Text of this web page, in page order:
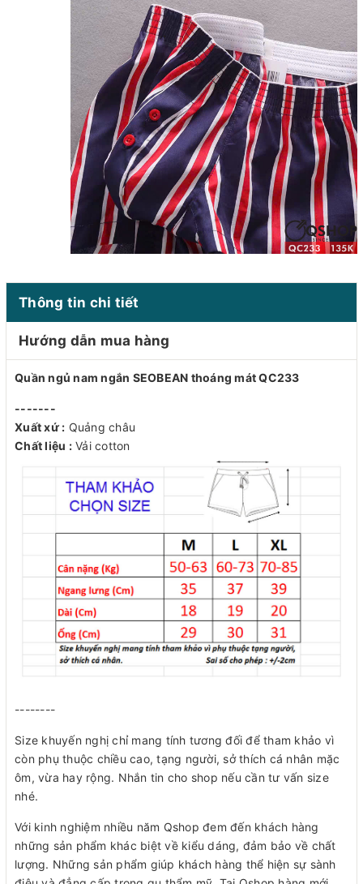
Thông tin chi tiết
Hướng dẫn mua hàng
Quần ngủ nam ngắn SEOBEAN thoáng mát QC233
-------
Xuất xứ : Quảng châu
Chất liệu :Vải cotton
--------
Size khuyến nghị chỉ mang tính tương đối để tham khảo vì
còn phụ thuộc chiều cao, tạng người, sở thích cá nhân mặc
ôm, vừa hay rộng. Nhắn tin cho shop nếu cần tư vấn size
nhé.
Với kinh nghiệm nhiều năm Qshop đem đến khách hàng
những sản phẩm khác biệt về kiểu dáng, đảm bảo về chất
lượng. Những sản phẩm giúp khách hàng thể hiện sự sành